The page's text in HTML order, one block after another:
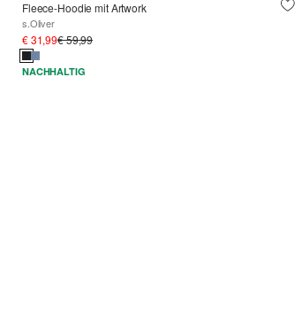
Fleece-Hoodie mit Artwork
s.Oliver
€ 31,99€ 59,99
NACHHALTIG